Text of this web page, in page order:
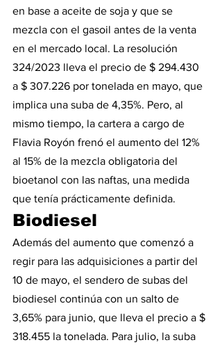
en base a aceite de soja y que se
mezcla con el gasoil antes de la venta
en el mercado local. La resolución
324/2023 lleva el precio de $ 294.430
a $ 307.226 por tonelada en mayo, que
implica una suba de 4,35%. Pero, al
mismo tiempo, la cartera a cargo de
Flavia Royón frenó el aumento del 12%
al 15% de la mezcla obligatoria del
bioetanol con las naftas, una medida
que tenía prácticamente definida.
Biodiesel
Además del aumento que comenzó a
regir para las adquisiciones a partir del
10 de mayo, el sendero de subas del
biodiesel continúa con un salto de
3,65% para junio, que lleva el precio a $
318.455 la tonelada. Para julio, la suba